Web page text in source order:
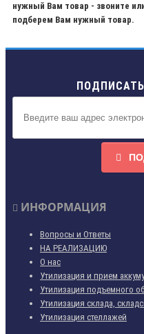
нужный Вам товар - звоните
подберем Вам нужный товар.
ИНФОРМАЦИЯ
Вопросы и Ответы
НА РЕАЛИЗАЦИЮ
О нас
Утилизация и прием
Утилизация подъемного
Утилизация склада,
Утилизация стеллажей